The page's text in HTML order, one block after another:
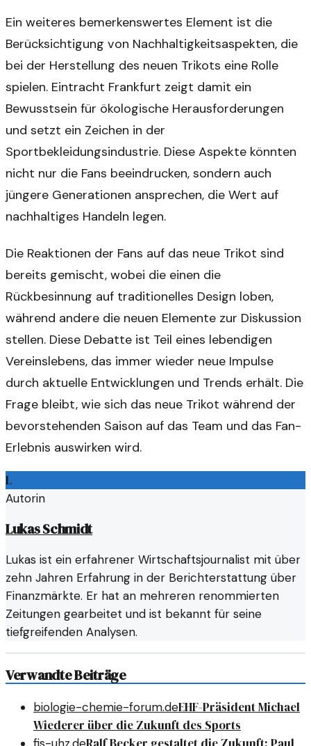
Ein weiteres bemerkenswertes Element ist die
Berücksichtigung von Nachhaltigkeitsaspekten, die
bei der Herstellung des neuen Trikots eine Rolle
spielen. Eintracht Frankfurt zeigt damit ein
Bewusstsein für ökologische Herausforderungen
und setzt ein Zeichen in der
Sportbekleidungsindustrie. Diese Aspekte könnten
nicht nur die Fans beeindrucken, sondern auch
jüngere Generationen ansprechen, die Wert auf
nachhaltiges Handeln legen.
Die Reaktionen der Fans auf das neue Trikot sind
bereits gemischt, wobei die einen die
Rückbesinnung auf traditionelles Design loben,
während andere die neuen Elemente zur Diskussion
stellen. Diese Debatte ist Teil eines lebendigen
Vereinslebens, das immer wieder neue Impulse
durch aktuelle Entwicklungen und Trends erhält. Die
Frage bleibt, wie sich das neue Trikot während der
bevorstehenden Saison auf das Team und das Fan-
Erlebnis auswirken wird.
L
Autorin
Lukas Schmidt
Lukas ist ein erfahrener Wirtschaftsjournalist mit über
zehn Jahren Erfahrung in der Berichterstattung über
Finanzmärkte. Er hat an mehreren renommierten
Zeitungen gearbeitet und ist bekannt für seine
tiefgreifenden Analysen.
Verwandte Beiträge
biologie-chemie-forum.deEHF-Präsident Michael
Wiederer über die Zukunft des Sports
fis-uhz.de